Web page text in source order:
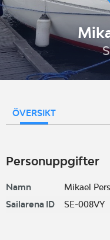
ÖVERSIKT
Personuppgifter
Namn
Mikael
Sailarena ID
SE-008VY